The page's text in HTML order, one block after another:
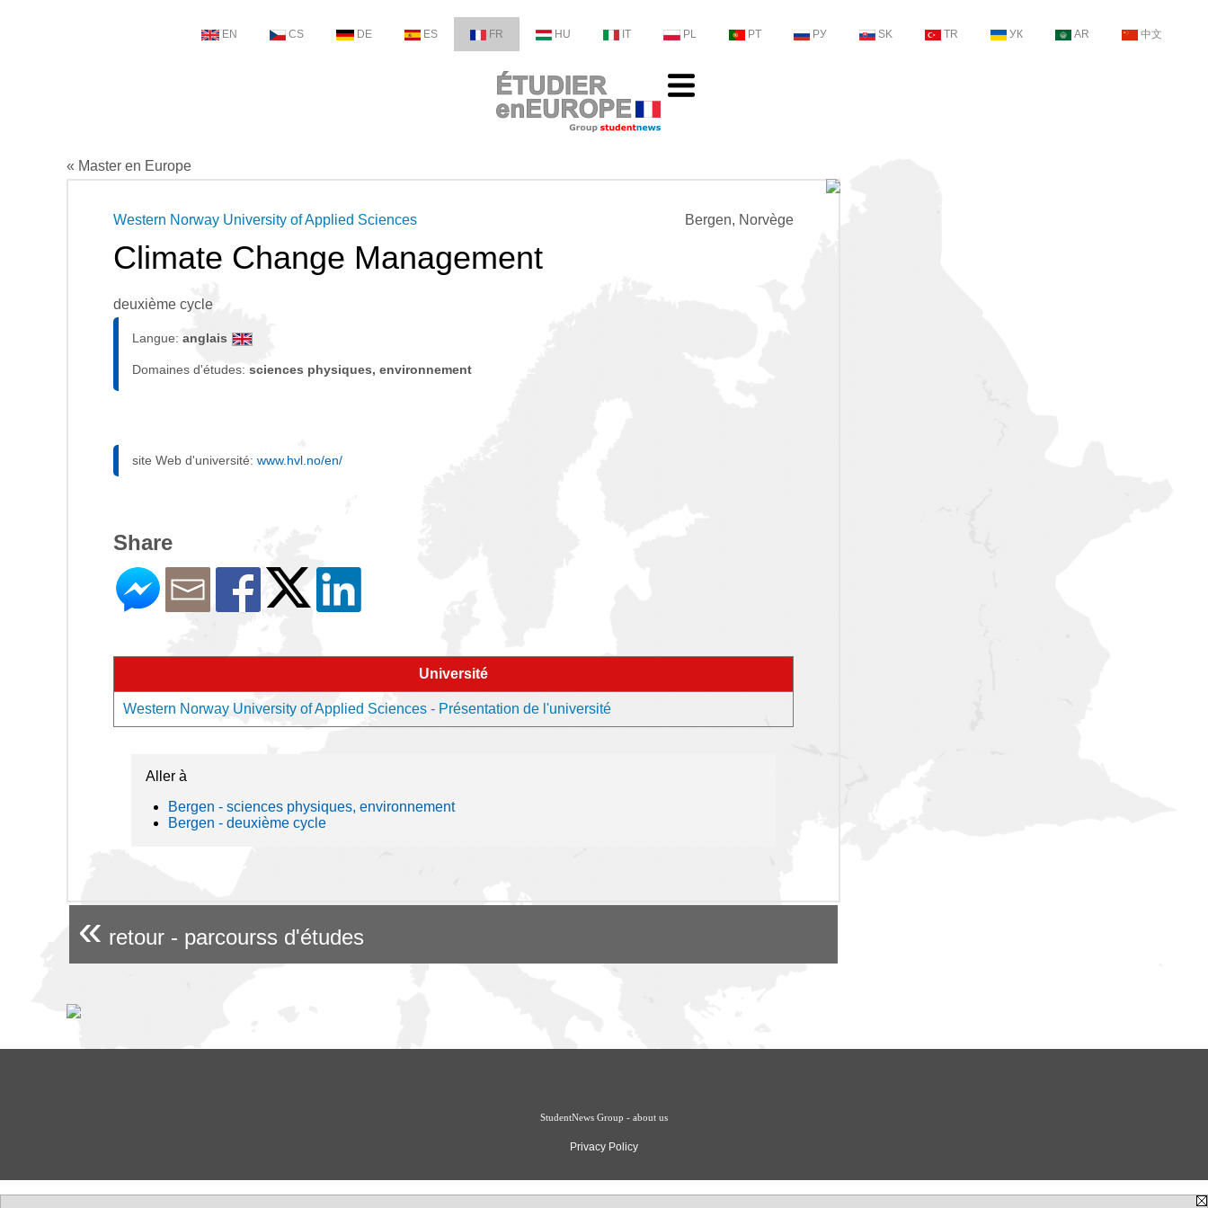
EN CS DE ES FR HU IT PL PT РУ SK TR УК AR 中文
« Master en Europe
Bergen, Norvège
Western Norway University of Applied Sciences
Climate Change Management
deuxième cycle
Langue: anglais
Domaines d'études: sciences physiques, environnement
site Web d'université: www.hvl.no/en/
Share
Université
Western Norway University of Applied Sciences - Présentation de l'université
Aller à
Bergen - sciences physiques, environnement
Bergen - deuxième cycle
« retour - parcourss d'études
StudentNews Group - about us
Privacy Policy